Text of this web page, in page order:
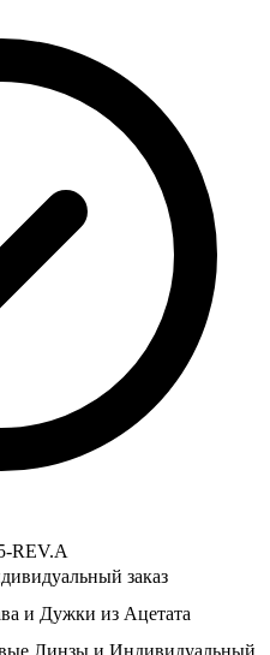
REV.A
заказ
и Дужки из Ацетата
Линзы и Индивидуальный